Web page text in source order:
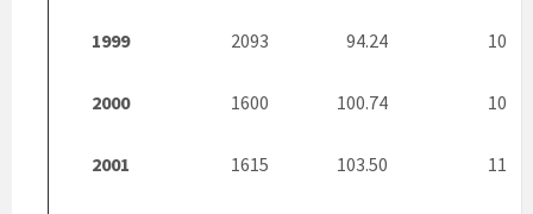
1999 2093 94.24 10
2000 1600 100.74 10
2001 1615 103.50 11